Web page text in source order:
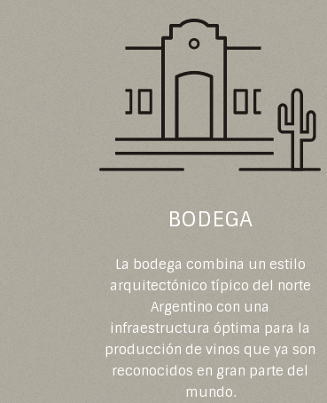
BODEGA
La bodega combina un estilo
arquitectónico típico del norte
Argentino con una
infraestructura óptima para la
producción de vinos que ya son
reconocidos en gran parte del
mundo.